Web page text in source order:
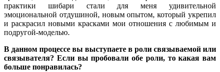
практики шибари стали для меня удивительной
эмоциональной отдушиной, новым опытом, который укрепил
и раскрасил новыми красками мои отношения с любимым и
подругой-моделью.
В данном процессе вы выступаете в роли связываемой или
связывателя? Если вы пробовали обе роли, то какая вам
больше понравилась?